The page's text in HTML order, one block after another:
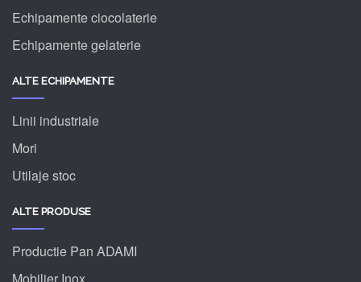
Echipamente ciocolaterie
Echipamente gelaterie
ALTE ECHIPAMENTE
Linii industriale
Mori
Utilaje stoc
ALTE PRODUSE
Productie Pan ADAMI